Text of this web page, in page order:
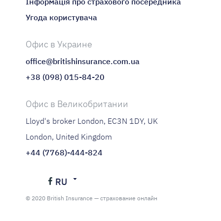
Угода користувача
Офис в Украине
office@britishinsurance.com.ua
+38 (098) 015-84-20
Офис в Великобритании
Lloyd's broker London, EC3N 1DY, UK
London, United Kingdom
+44 (7768)-444-824
RU
Українська
© 2020 British Insurance — страхование онлайн